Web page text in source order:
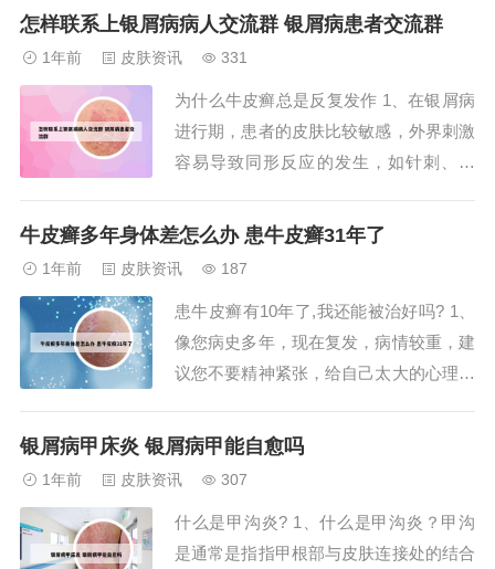
食，不挑食、不偏食，避免烟酒。 多摄
皮癣患者应注意以下方面：饮食调整：避
免高糖食...
怎样联系上银屑病病人交流群 银屑病患者交流群
1年前 皮肤资讯 331
为什么牛皮癣总是反复发作 1、在银屑病
进行期，患者的皮肤比较敏感，外界刺激
容易导致同形反应的发生，如针刺、注
发生银屑病皮损，一定要尽量避免。银屑
癣的因素。根据临床所见，本病常有家族
史，并有遗传...
牛皮癣多年身体差怎么办 患牛皮癣31年了
1年前 皮肤资讯 187
患牛皮癣有10年了,我还能被治好吗? 1、
像您病史多年，现在复发，病情较重，建
议您不要精神紧张，给自己太大的心理压
症，根据体质配伍中药进行口服或泡洗，
需要耐心，也是一个容易治疗但是容易反
复发作...
银屑病甲床炎 银屑病甲能自愈吗
1年前 皮肤资讯 307
什么是甲沟炎? 1、什么是甲沟炎？甲沟
是通常是指指甲根部与皮肤连接处的结合